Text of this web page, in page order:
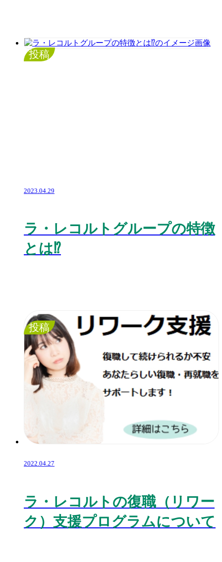
投稿
2023.04.29
ラ・レコルトグループの特徴
とは⁉️
投稿
2022.04.27
ラ・レコルトの復職（リワー
ク）支援プログラムについて